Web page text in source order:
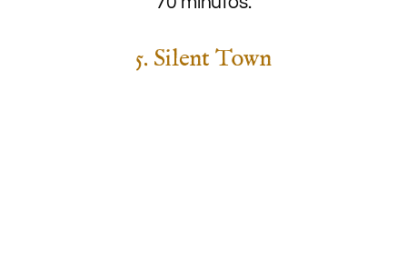
5. Silent Town